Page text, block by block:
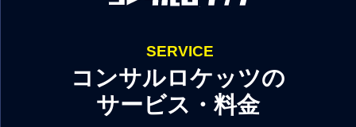
SERVICE
コンサルロケッツの
サービス・料金